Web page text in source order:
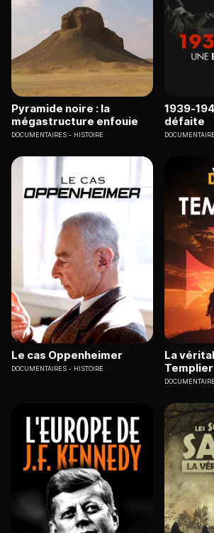
Pyramide noire : la
mégastructure enfouie
DOCUMENTAIRES HISTOIRE
1939-
défaite
Le cas Oppenheimer
DOCUMENTAIRES HISTOIRE
La